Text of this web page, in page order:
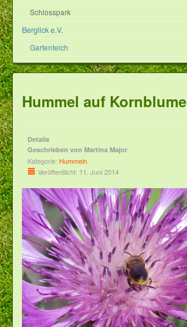
Schlosspark
Berglick e.V.
Gartenteich
Hummel auf Kornblume
Details
Geschrieben von Martina Major
Kategorie: Hummeln
Veröffentlicht: 11. Juni 2014